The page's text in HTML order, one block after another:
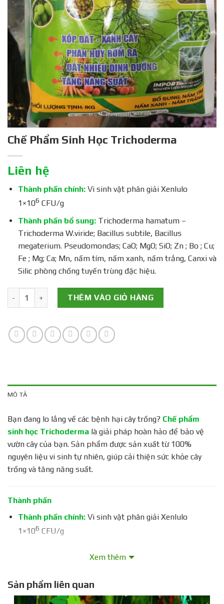
Chế Phẩm Sinh Học Trichoderma
Liên hệ
Thành phần chính:Vi sinh vật phân giải Xenlulo
1×106 CFU/g
Thành phần bổ sung:Trichoderma hamatum –
Trichoderma W.viride; Bacillus subtile, Bacillus
megaterium. Pseudomondas; CaO; MgO; SiO; Zn ; Bo ; Cu;
Fe ; Mg; Ca; Mn, nấm tím, nấm xanh, nấm trắng, Canxi và
Silic phòng chống tuyến trùng đặc hiệu.
Chế Phẩm Sinh Học Trichoderma số lượng
THÊM VÀO GIỎ HÀNG
MÔ TẢ
Bạn đang lo lắng về các bệnh hại cây trồng? Chế phẩm
sinh học Trichoderma là giải pháp hoàn hảo để bảo vệ
vườn cây của bạn. Sản phẩm được sản xuất từ 100%
nguyên liệu vi sinh tự nhiên, giúp cải thiện sức khỏe cây
trồng và tăng năng suất.
Thành phần
Thành phần chính:Vi sinh vật phân giải Xenlulo
1×106 CFU/g
Trichoderma W.viride; Bacillus subtile, Bacillus
Fe ; Mg; Ca; Mn, nấm tím, nấm xanh, nấm trắng, Canxi và
Silic phòng chống tuyến trùng đặc hiệu.
Xem thêm
Sản phẩm liên quan